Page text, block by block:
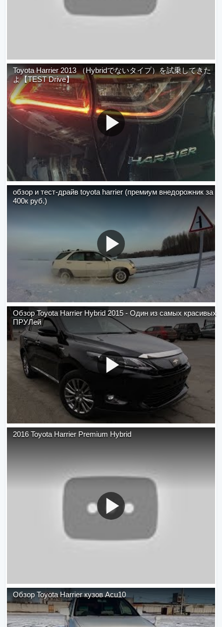
Toyota Harrier 2013 （Hybridでないタイプ）を試乗してきた
よ【TEST Drive】
обзор и тест-драйв toyota harrier (премиум внедорожник за
400к руб.)
Обзор Toyota Harrier Hybrid 2015 - Один из самых красивых
ПРУЛей
2016 Toyota Harrier Premium Hybrid
Обзор Toyota Harrier кузов Acu10